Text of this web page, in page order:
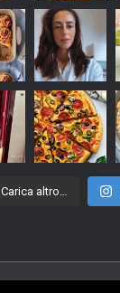
Carica altro…